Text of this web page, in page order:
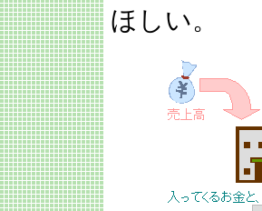
ほしい。